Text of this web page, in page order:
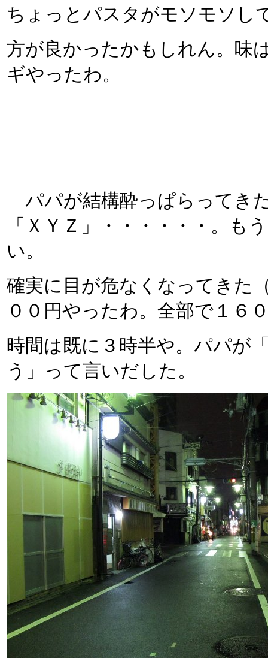
ちょっとパスタがモソモソし
方が良かったかもしれん。味
ギやったわ。
パパが結構酔っぱらってき
「ＸＹＺ」・・・・・・。も
い。
確実に目が危なくなってきた
００円やったわ。全部で１６
時間は既に３時半や。パパが
う」って言いだした。